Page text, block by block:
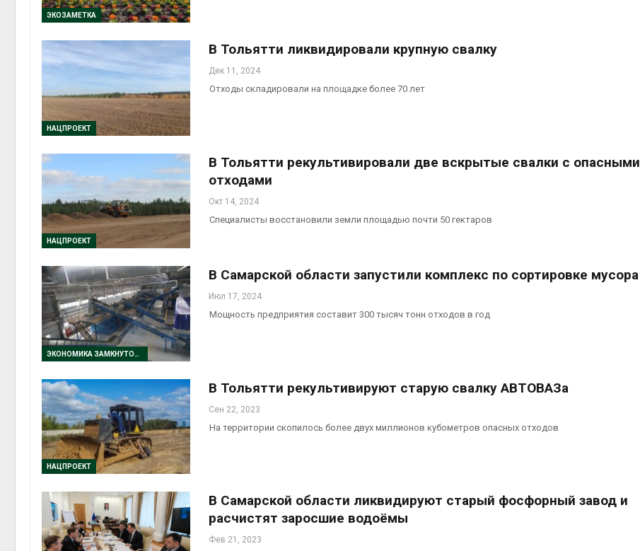
ЭКОЗАМЕТКА
НАЦПРОЕКТ
В Тольятти ликвидировали крупную свалку
Дек 11, 2024
Отходы складировали на площадке более 70 лет
НАЦПРОЕКТ
В Тольятти рекультивировали две вскрытые свалки с опасными
отходами
Окт 14, 2024
Специалисты восстановили земли площадью почти 50 гектаров
ЭКОНОМИКА ЗАМКНУТОГО ЦИКЛА
В Самарской области запустили комплекс по сортировке мусора
Июл 17, 2024
Мощность предприятия составит 300 тысяч тонн отходов в год
НАЦПРОЕКТ
В Тольятти рекультивируют старую свалку АВТОВАЗа
Сен 22, 2023
На территории скопилось более двух миллионов кубометров опасных отходов
В Самарской области ликвидируют старый фосфорный завод и
расчистят заросшие водоёмы
Фев 21, 2023
задержали более 800
преступлений